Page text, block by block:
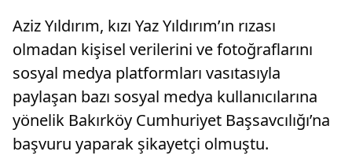
Aziz Yıldırım, kızı Yaz Yıldırım’ın rızası
olmadan kişisel verilerini ve fotoğraflarını
sosyal medya platformları vasıtasıyla
paylaşan bazı sosyal medya kullanıcılarına
yönelik Bakırköy Cumhuriyet Başsavcılığı’na
başvuru yaparak şikayetçi olmuştu.